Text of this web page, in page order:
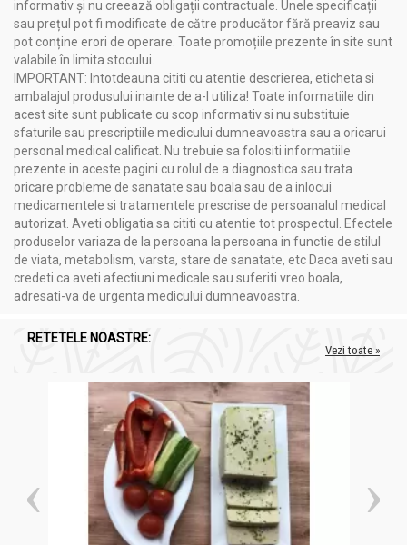
ceai.
Extern: soluţie diluată în apă fiartă şi răcită în proporţie de 1:5,
pentru aplicaţii locale sub formă de badijonări, comprese,
spălături.
A nu se lăsa la îndemâna şi la vederea copiilor mici.
A se păstra la temperatura camerei, la loc ferit de umiditate şi
lumina directă a soarelui.
Produsul este un supliment alimentar și nu trebuie să
înlocuiască un regim alimentar variat şi echilibrat.
Contraindicat copiilor, femeilor însărcinate sau care alăptează,
persoanelor bolnave de afecţiuni hepatice cronice sau
afecţiuni psihice severe (schizofrenie, epilepsie).
A nu se depăşi doza zilnică recomandată.
informativ și nu creează obligații contractuale. Unele specificații
sau prețul pot fi modificate de către producător fără preaviz sau
pot conține erori de operare. Toate promoțiile prezente în site sunt
valabile în limita stocului.
IMPORTANT: Intotdeauna cititi cu atentie descrierea, eticheta si
ambalajul produsului inainte de a-l utiliza! Toate informatiile din
acest site sunt publicate cu scop informativ si nu substituie
sfaturile sau prescriptiile medicului dumneavoastra sau a oricarui
personal medical calificat. Nu trebuie sa folositi informatiile
prezente in aceste pagini cu rolul de a diagnostica sau trata
oricare probleme de sanatate sau boala sau de a inlocui
medicamentele si tratamentele prescrise de persoanalul medical
autorizat. Aveti obligatia sa cititi cu atentie tot prospectul. Efectele
produselor variaza de la persoana la persoana in functie de stilul
de viata, metabolism, varsta, stare de sanatate, etc Daca aveti sau
credeti ca aveti afectiuni medicale sau suferiti vreo boala,
adresati-va de urgenta medicului dumneavoastra.
RETETELE NOASTRE:
Vezi toate »